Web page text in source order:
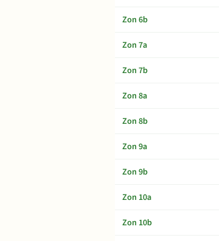
Zon 6b
Zon 7a
Zon 7b
Zon 8a
Zon 8b
Zon 9a
Zon 9b
Zon 10a
Zon 10b